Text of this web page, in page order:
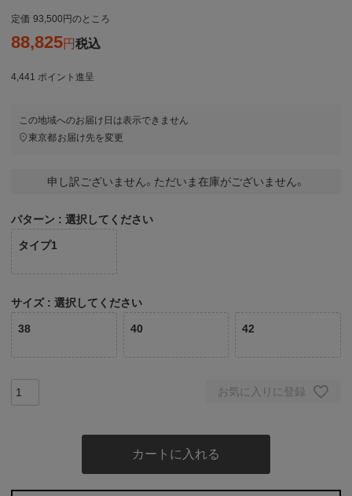
定価 93,500 のところ
88,825 税込
4,441 ポイント進呈
この地域へのお届け日は表示できません
東京都お届け先を変更
申し訳ございません。ただいま在庫がございません。
パターン 選択してください
タイプ1
サイズ 選択してください
38 40 42
お気に入りに登録
カートに入れる